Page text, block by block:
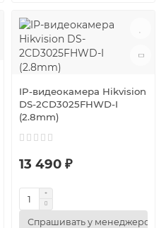
IP-видеокамера Hikvision
DS-2CD3025FHWD-I
(2.8mm)
13 490 ₽
Спрашивать у менеджеров